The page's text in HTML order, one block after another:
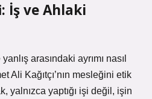
İş ve Ahlaki
arasındaki ayrımı nasıl
Ali Kağıtçı’nın mesleğini etik
yalnızca yaptığı işi değil, işin